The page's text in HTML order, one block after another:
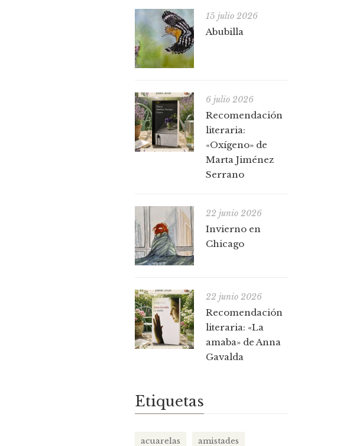
15 julio 2026
Abubilla
6 julio 2026
Recomendación
literaria:
«Oxígeno» de
Marta Jiménez
Serrano
22 junio 2026
Invierno en
Chicago
22 junio 2026
Recomendación
literaria: «La
amaba» de Anna
Gavalda
Etiquetas
acuarelas amistades